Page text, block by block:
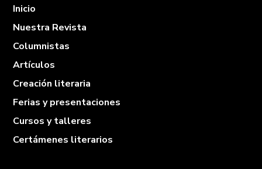
Inicio
Nuestra Revista
Columnistas
Artículos
Creación literaria
Ferias y presentaciones
Cursos y talleres
Certámenes literarios